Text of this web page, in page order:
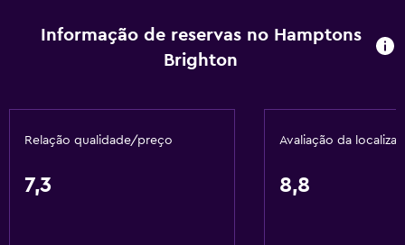
Informação de reservas no Hamptons
Brighton
Relação qualidade/preço
7,3
Avaliação da
8,8